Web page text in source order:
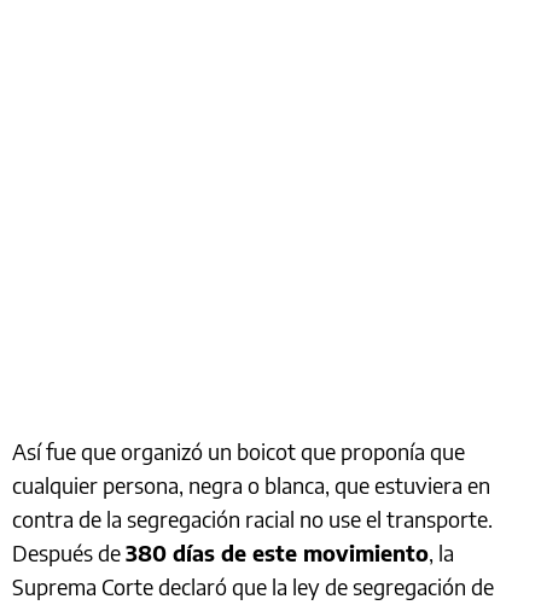
Así fue que organizó un boicot que proponía que
cualquier persona, negra o blanca, que estuviera en
contra de la segregación racial no use el transporte.
Después de380 días de este movimiento, la
Suprema Corte declaró que la ley de segregación de